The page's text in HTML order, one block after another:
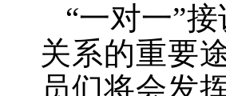
“一对一”
关系的重要
员们将会发